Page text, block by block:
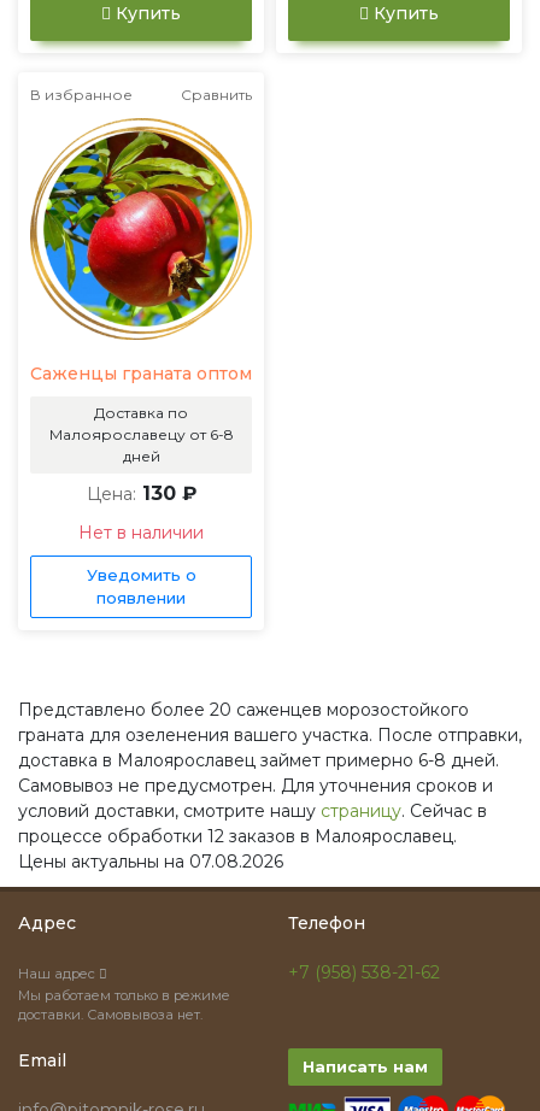
Купить Купить
В избранное Сравнить
Саженцы граната оптом
Доставка по
Малоярославецу от 6-8
дней
Цена: 130 ₽
Нет в наличии
Уведомить о
появлении
Представлено более 20 саженцев морозостойкого
граната для озеленения вашего участка. После отправки,
доставка в Малоярославец займет примерно 6-8 дней.
Самовывоз не предусмотрен. Для уточнения сроков и
условий доставки, смотрите нашу страницу. Сейчас в
процессе обработки 12 заказов в Малоярославец.
Цены актуальны на 07.08.2026
Адрес
Наш адрес
Мы работаем только в режиме
доставки. Самовывоза нет.
Телефон
+7 (958) 538-21-62
Email Написать нам